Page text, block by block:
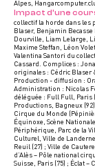
Alpes,
Impact d’une
collectif la horde dans les
Blaser, Benjamin
Dourville, Liam Lelarge,
Maxime Steffan, Léon
Valentina Santori du
Cassard. Complices :
originales : Cédric Blaser
Production - diffusion :
Administration : Nicolas
déléguée : Full Full, Paris
Productions, Bagneux
Cirque du Monde
Équinoxe, Scène
Périphérique, Parc de la
Culturel, Ville de
Reuil (27) ; Ville de
d’Alès – Pôle national
Suisse, Paris (75) ; Éclat –